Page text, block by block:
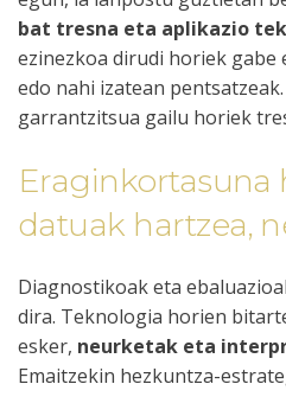
bat tresna eta aplikazio
ezinezkoa dirudi horiek
edo nahi izatean
garrantzitsua gailu horiek
Eraginkortasuna
datuak hartzea,
Diagnostikoak eta
dira. Teknologia horien
esker, neurketak eta
Emaitzekin hezkuntza-